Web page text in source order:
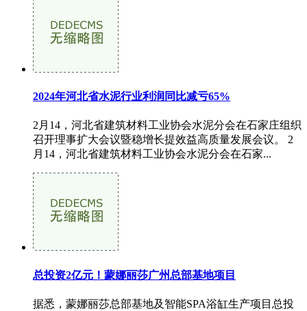
2024年河北省水泥行业利润同比减亏65%
2月14，河北省建筑材料工业协会水泥分会在石家庄组织
召开理事扩大会议暨稳增长提效益高质量发展会议。 2
月14，河北省建筑材料工业协会水泥分会在石家...
总投资2亿元！蒙娜丽莎广州总部基地项目
据悉，蒙娜丽莎总部基地及智能SPA浴缸生产项目总投